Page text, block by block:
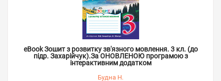
eBook Зошит з розвитку зв'язного мовлення. 3 кл. (до
підр. Захарійчук).За ОНОВЛЕНОЮ програмою з
інтерактивним додатком
Будна Н.